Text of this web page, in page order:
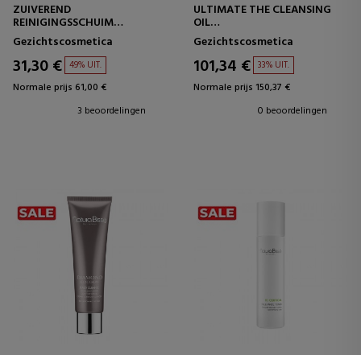
ZUIVEREND
REINIGINGSSCHUIM
SCHUIMENDE
GEZICHTSREINIGER
Gezichtscosmetica
31,30 € 49% UIT.
Normale prijs 61,00 €
3 beoordelingen
ULTIMATE THE CLEANSING
OIL
GEZICHTSREINIGINGSOLIE
Gezichtscosmetica
101,34 € 33% UIT.
Normale prijs 150,37 €
0 beoordelingen